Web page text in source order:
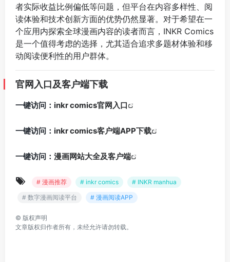
者实际收益比例偏低等问题，但平台在内容多样性、阅
读体验和技术创新方面的优势仍然显著。对于希望在一
个应用内探索全球漫画内容的读者而言，INKR Comics
是一个值得考虑的选择，尤其适合追求多题材体验和移
动阅读便利性的用户群体。
官网入口及客户端下载
一键访问： inkr comics官网入口
一键访问： inkr comics客户端APP下载
一键访问： 漫画网站大全及客户端
# 漫画推荐 # inkr comics
# INKR manhua
# 数字漫画阅读平台
# 漫画阅读APP
© 版权声明
文章版权归作者所有，未经允许请勿转载。